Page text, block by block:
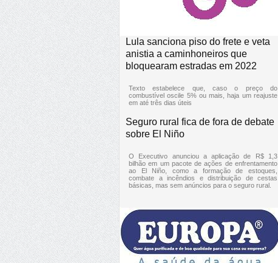
Lula sanciona piso do frete e veta
anistia a caminhoneiros que
bloquearam estradas em 2022
Texto estabelece que, caso o preço do
combustível oscile 5% ou mais, haja um reajuste
em até três dias úteis
Seguro rural fica de fora de debate
sobre El Niño
O Executivo anunciou a aplicação de R$ 1,3
bilhão em um pacote de ações de enfrentamento
ao El Niño, como a formação de estoques,
combate a incêndios e distribuição de cestas
básicas, mas sem anúncios para o seguro rural.